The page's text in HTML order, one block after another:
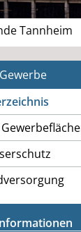
Tannheim